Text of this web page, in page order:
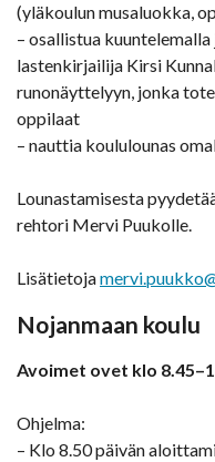
(yläkoulun musaluokka,
– osallistua
lastenkirjailija Kirsi
runonäyttelyyn, jonka
oppilaat
– nauttia koululounas
Lounastamisesta
rehtori Mervi Puukolle.
Lisätietoja
Nojanmaan koulu
Avoimet ovet klo
Ohjelma:
– Klo 8.50 päivän